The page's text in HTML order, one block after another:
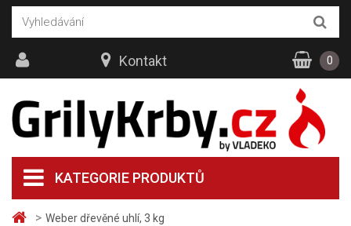
> Weber dřevěné uhlí, 3 kg
KATEGORIE PRODUKTŮ
Kontakt 0